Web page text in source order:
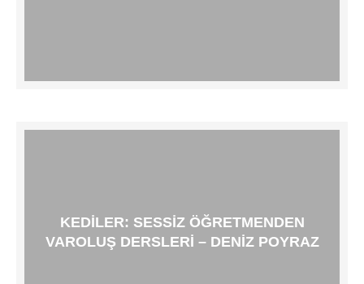
KEDILER: SESSIZ ÖĞRETMENDEN
VAROLUŞ DERSLERI – DENIZ POYRAZ